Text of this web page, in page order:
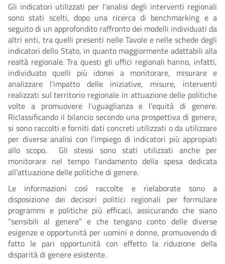
Gli indicatori utilizzati per l’analisi degli interventi regionali
sono stati scelti, dopo una ricerca di benchmarking e a
seguito di un approfondito raffronto dei modelli individuati da
altri enti, tra quelli presenti nelle Tavole e nelle schede degli
indicatori dello Stato, in quanto maggiormente adattabili alla
realtà regionale. Tra questi gli uffici regionali hanno, infatti,
individuato quelli più idonei a monitorare, misurare e
analizzare l’impatto delle iniziative, misure, interventi
realizzati sul territorio regionale in attuazione delle politiche
volte a promuovere l’uguaglianza e l’equità di genere.
Riclassificando il bilancio secondo una prospettiva di genere,
si sono raccolti e forniti dati concreti utilizzati o da utilizzare
per diverse analisi con l’impiego di indicatori più appropiati
allo scopo. Gli stessi sono stati utilizzati anche per
monitorare nel tempo l’andamento della spesa dedicata
all’attuazione delle politiche di genere.
Le informazioni così raccolte e rielaborate sono a
disposizione dei decisori politici regionali per formulare
programmi e politiche più efficaci, assicurando che siano
“sensibili al genere” e che tengano conto delle diverse
esigenze e opportunità per uomini e donne, promuovendo di
fatto le pari opportunità con effetto la riduzione della
disparità di genere esistente.